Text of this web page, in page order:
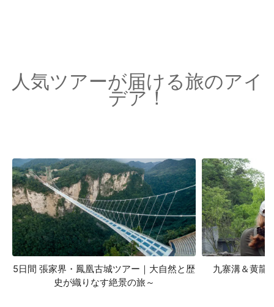
人気ツアーが届ける旅のアイ
デア！
5日間 張家界・鳳凰古城ツアー｜大自然と歴
史が織りなす絶景の旅～
九寨溝＆黄